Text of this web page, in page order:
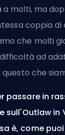
molti, ma
coppia
che molti
ad
che
passare in
sull'Outlaw in
è, come